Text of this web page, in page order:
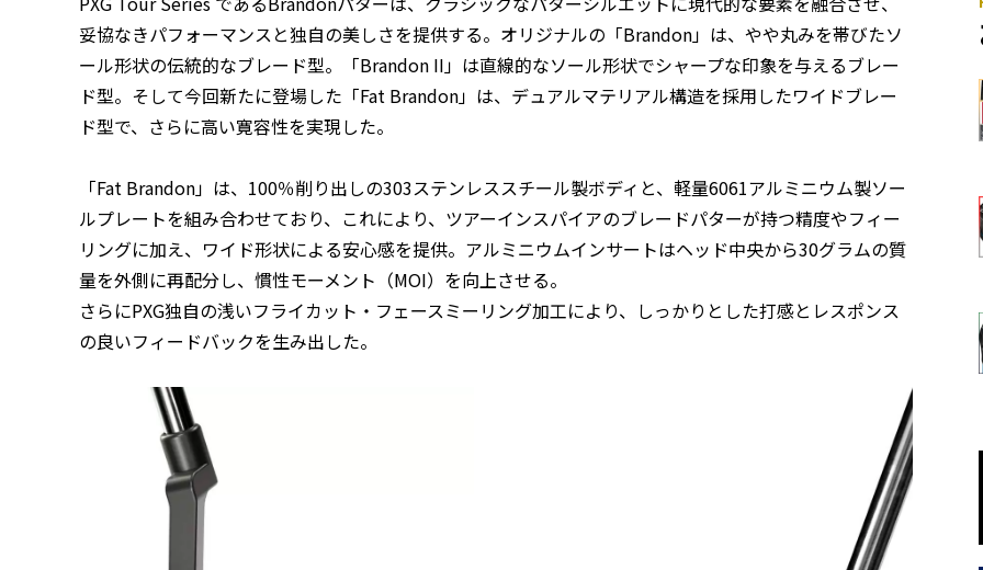
妥協なきパフォーマンスと独自の美しさを提供する。オリジナルの「Brandon」は、やや丸みを帯びたソ
ール形状の伝統的なブレード型。「Brandon II」は直線的なソール形状でシャープな印象を与えるブレー
ド型。そして今回新たに登場した「Fat Brandon」は、デュアルマテリアル構造を採用したワイドブレー
ド型で、さらに高い寛容性を実現した。
「Fat Brandon」は、100％削り出しの303ステンレススチール製ボディと、軽量6061アルミニウム製ソー
ルプレートを組み合わせており、これにより、ツアーインスパイアのブレードパターが持つ精度やフィー
リングに加え、ワイド形状による安心感を提供。アルミニウムインサートはヘッド中央から30グラムの質
量を外側に再配分し、慣性モーメント（MOI）を向上させる。
さらにPXG独自の浅いフライカット・フェースミーリング加工により、しっかりとした打感とレスポンス
の良いフィードバックを生み出した。